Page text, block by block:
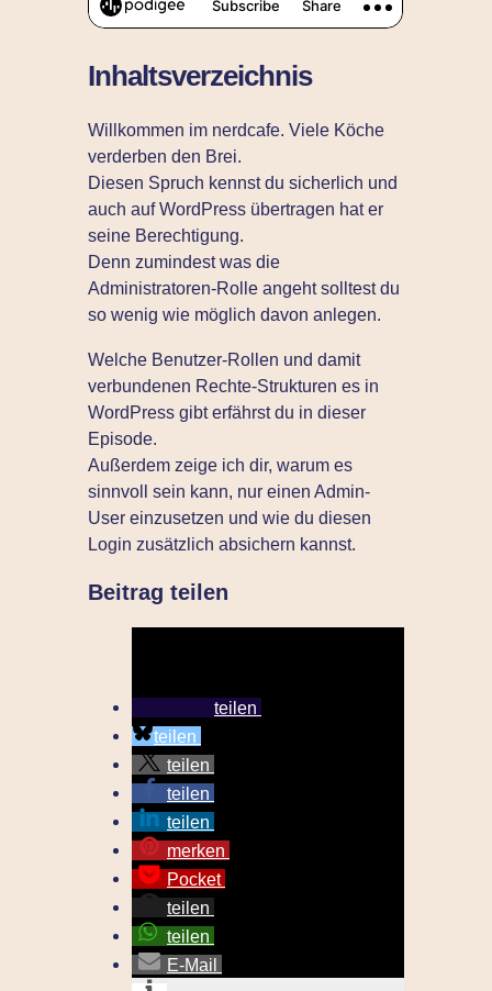
Inhaltsverzeichnis
Willkommen im nerdcafe. Viele Köche
verderben den Brei.
Diesen Spruch kennst du sicherlich und
auch auf WordPress übertragen hat er
seine Berechtigung.
Denn zumindest was die
Administratoren-Rolle angeht solltest du
so wenig wie möglich davon anlegen.
Welche Benutzer-Rollen und damit
verbundenen Rechte-Strukturen es in
WordPress gibt erfährst du in dieser
Episode.
Außerdem zeige ich dir, warum es
sinnvoll sein kann, nur einen Admin-
User einzusetzen und wie du diesen
Login zusätzlich absichern kannst.
Beitrag teilen
teilen
teilen
teilen
teilen
teilen
merken
Pocket
teilen
teilen
E-Mail